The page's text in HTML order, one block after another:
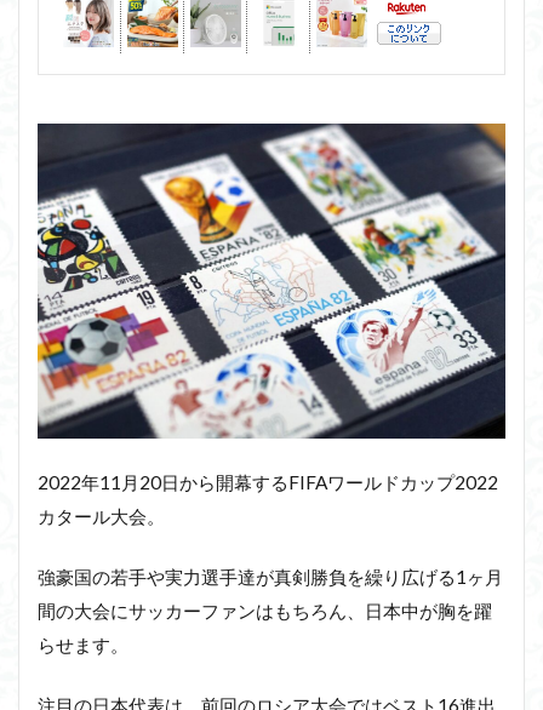
2022年11月20日から開幕するFIFAワールドカップ2022
カタール大会。
強豪国の若手や実力選手達が真剣勝負を繰り広げる1ヶ月
間の大会にサッカーファンはもちろん、日本中が胸を躍
らせます。
注目の日本代表は、前回のロシア大会ではベスト16進出